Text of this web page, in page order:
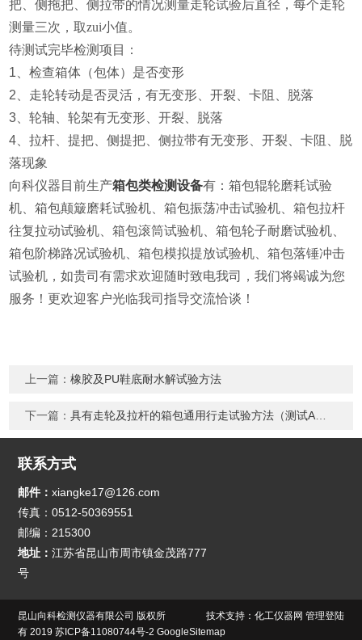
把、侧拖把、侧拉带的情况测量走轮试验后直径，每个走轮
测量三次，取zui小值。
待测试完毕检测项目：
1 、检查箱体（包体）是否变形
2 、走轮转动是否灵活，有无变形、开裂、卡阻、脱落
3 、轮轴、轮架有无变形、开裂、脱落
4 、拉杆、提把、侧提把、侧拉带有无变形、开裂、卡阻、脱
落现象
向科仪器目前生产箱包类检测设备有：箱包辊轮磨耗试验
机、箱包颠簸磨耗试验机、箱包振荡冲击试验机、箱包拉杆
往复拉动试验机、箱包滚筒试验机、箱包轮子耐磨试验机、
箱包阶梯路况试验机、箱包模拟提放试验机、箱包落锤冲击
试验机，如贵司有需求欢迎随时致电我司，我们将竭诚为您
服务！更欢迎客户光临我司指导交流恰谈！
上一篇：橡胶及PU鞋底耐水解试验方法
下一篇：具有走轮及拉杆的箱包通用行走试验方法（测试A法）
联系方式
邮件：xiangke17@126.com
传真：0512-50369551
邮编：215300
地址：江苏省昆山市周市镇金茂路777
号
技术支持： 化工仪器网 管理登陆
昆山向科检测仪器有限公司 版权所
有 2019苏ICP备11080744号-2 GoogleSitemap